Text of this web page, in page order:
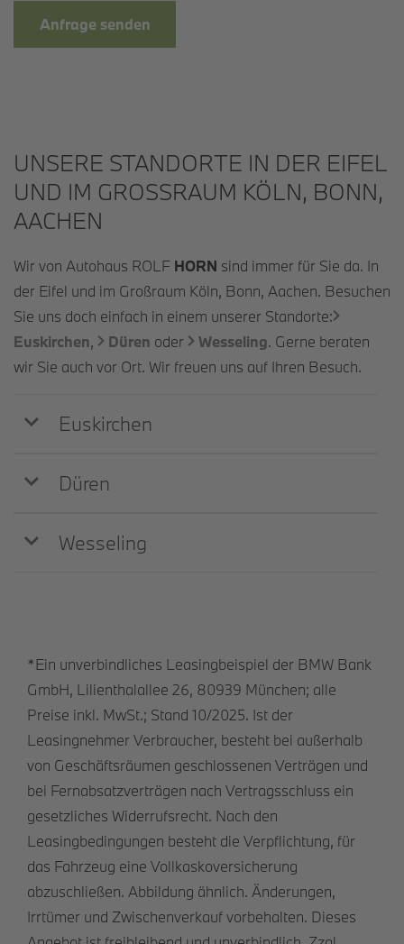
Anfrage senden
UNSERE STANDORTE IN DER EIFEL
UND IM GROSSRAUM KÖLN, BONN, A
ACHEN
Wir von Autohaus ROLF HORN sind immer für Sie da. In
der Eifel und im Großraum Köln, Bonn, Aachen. Besuchen
Sie uns doch einfach in einem unserer Standorte:
Euskirchen, Düren oder Wesseling. Gerne beraten
wir Sie auch vor Ort. Wir freuen uns auf Ihren Besuch.
Euskirchen
Düren
Wesseling
*Ein unverbindliches Leasingbeispiel der BMW Bank
GmbH, Lilienthalallee 26, 80939 München; alle
Preise inkl. MwSt.; Stand 10/2025. Ist der
Leasingnehmer Verbraucher, besteht bei außerhalb
von Geschäftsräumen geschlossenen Verträgen und
bei Fernabsatzverträgen nach Vertragsschluss ein
gesetzliches Widerrufsrecht. Nach den
Leasingbedingungen besteht die Verpflichtung, für
das Fahrzeug eine Vollkaskoversicherung
abzuschließen. Abbildung ähnlich. Änderungen,
Irrtümer und Zwischenverkauf vorbehalten. Dieses